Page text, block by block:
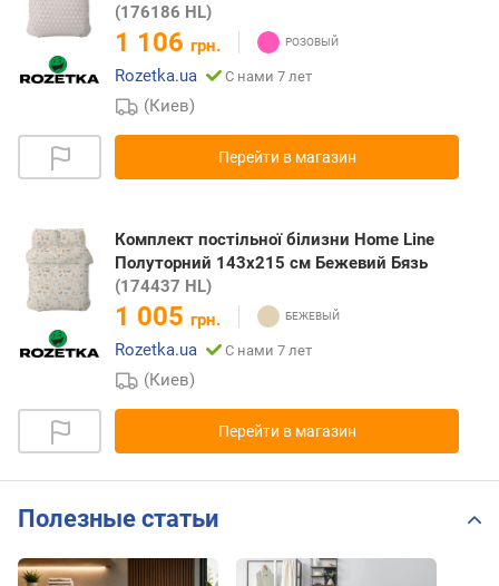
(176186 HL)
1 106 грн.
Rozetka.ua
С нами 7 лет
(Киев)
Перейти в магазин
Комплект постільної білизни Home Line
Полуторний 143х215 см Бежевий Бязь
(174437 HL)
1 005 грн.
Rozetka.ua
С нами 7 лет
(Киев)
Перейти в магазин
Полезные статьи